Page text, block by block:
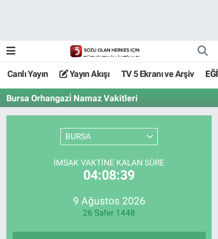
Canlı Yayın Yayın Akışı TV 5 Ekranı ve Arşiv
Bursa Orhangazi̇ Namaz Vakitleri
BURSA
İMSAK VAKTİNE KALAN SÜRE
04:08:39
9 Ağustos 2026
26 Safer 1448
TV 5 Ekranı ve Arşiv